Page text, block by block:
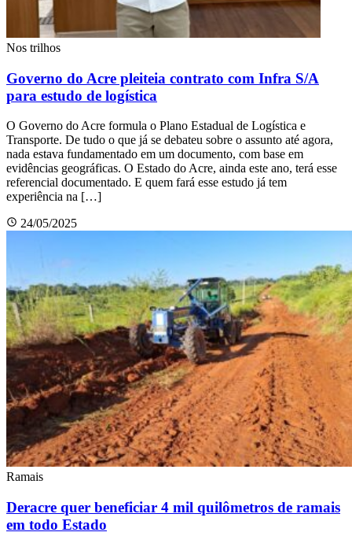
Nos trilhos
Governo do Acre pleiteia contrato com Infra S/A
para estudo de logística
O Governo do Acre formula o Plano Estadual de Logística e
Transporte. De tudo o que já se debateu sobre o assunto até agora,
nada estava fundamentado em um documento, com base em
evidências geográficas. O Estado do Acre, ainda este ano, terá esse
referencial documentado. E quem fará esse estudo já tem
experiência na […]
24/05/2025
Ramais
Deracre quer beneficiar 4 mil quilômetros de ramais
em todo Estado